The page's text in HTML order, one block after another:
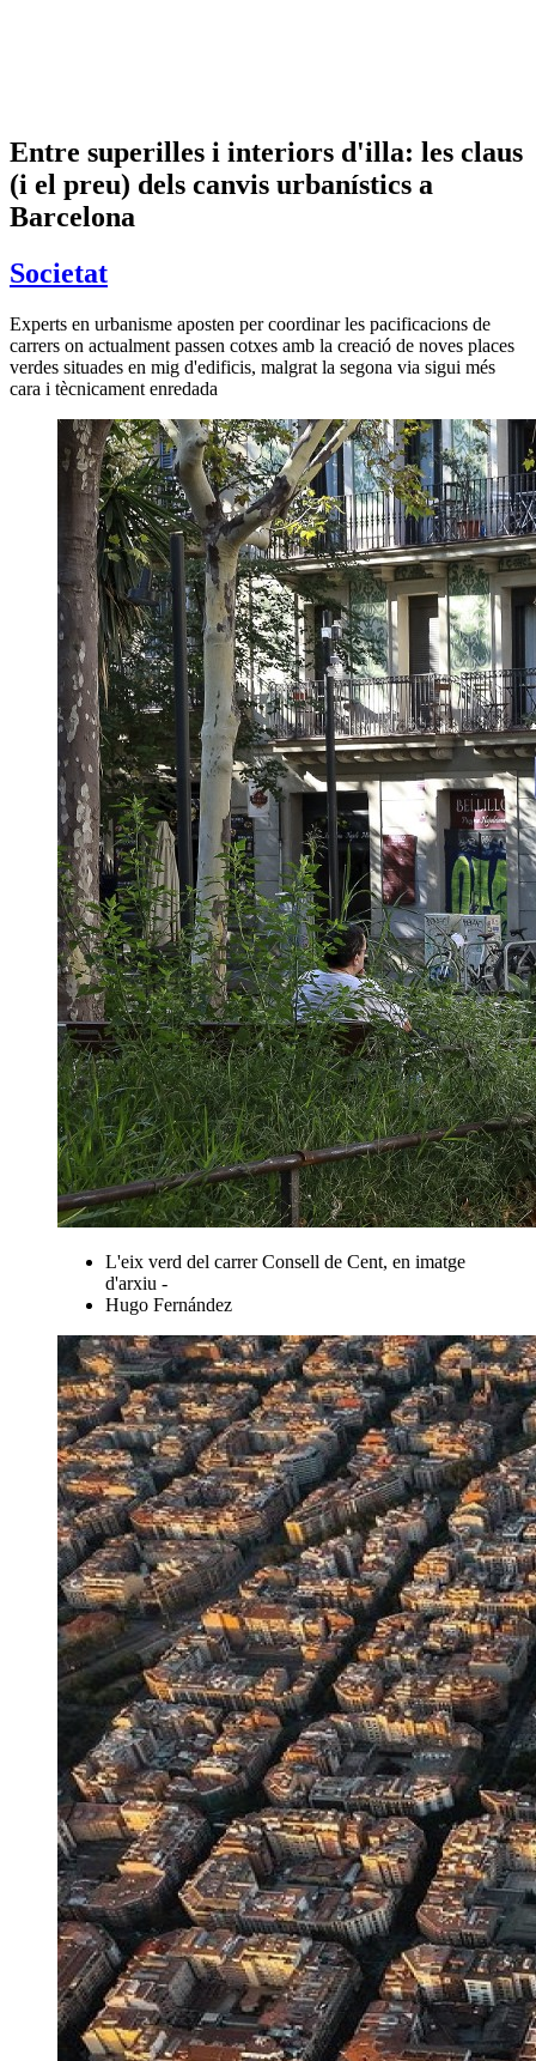
Entre superilles i interiors d'illa: les claus
(i el preu) dels canvis urbanístics a
Barcelona
Societat
Experts en urbanisme aposten per coordinar les pacificacions de
carrers on actualment passen cotxes amb la creació de noves places
verdes situades en mig d'edificis, malgrat la segona via sigui més
cara i tècnicament enredada
L'eix verd del carrer Consell de Cent, en imatge
d'arxiu -
Hugo Fernández